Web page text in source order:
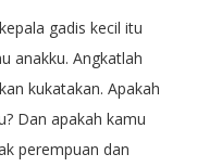
gadis kecil itu
anakku. Angkatlah
kukatakan. Apakah
Dan apakah kamu
perempuan dan